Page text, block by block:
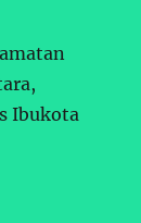
Ibukota